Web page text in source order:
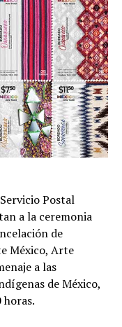
Postal
a la ceremonia
de
México, Arte
a las
de México,
horas.